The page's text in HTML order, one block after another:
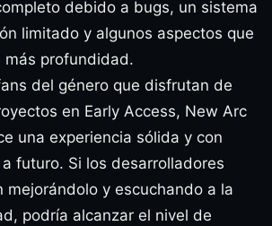
debido a bugs, un sistema
limitado y algunos aspectos que
más profundidad.
del género que disfrutan de
en Early Access, New Arc
una experiencia sólida y con
futuro. Si los desarrolladores
mejorándolo y escuchando a la
podría alcanzar el nivel de